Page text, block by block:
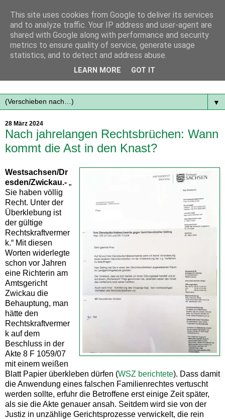
Mit frischen Themen aus der Region immer auf dem
▼
28 März 2024
Nach jahrelangen Rechtsbrüchen: Wann
kommt die Ast in den Knast?
Westsachsen/Dr
esden/Zwickau.- „
Sie haben völlig
Recht. Unter der
Überklebung ist
der gültige
Rechtskraftvermer
k.“ Mit diesen
Worten widerlegte
schon vor Jahren
eine Richterin am
Amtsgericht
Zwickau die
Behauptung, man
hätte den
Rechtskraftvermer
k auf dem
Beschluss in der
Akte 8 F 1059/07
mit einem weißen
Blatt Papier überkleben dürfen (WSZ berichtete). Dass damit
die Anwendung eines falschen Familienrechtes vertuscht
werden sollte, erfuhr die Betroffene erst einige Zeit später,
als sie die Akte genauer ansah. Seitdem wird sie von der
Justiz in unzählige Gerichtsprozesse verwickelt, die rein
This site uses cookies from Google to deliver its services
and to analyze traffic. Your IP address and user-agent are
shared with Google along with performance and security
metrics to ensure quality of service, generate usage
statistics, and to detect and address abuse.
LEARN MORE GOT IT